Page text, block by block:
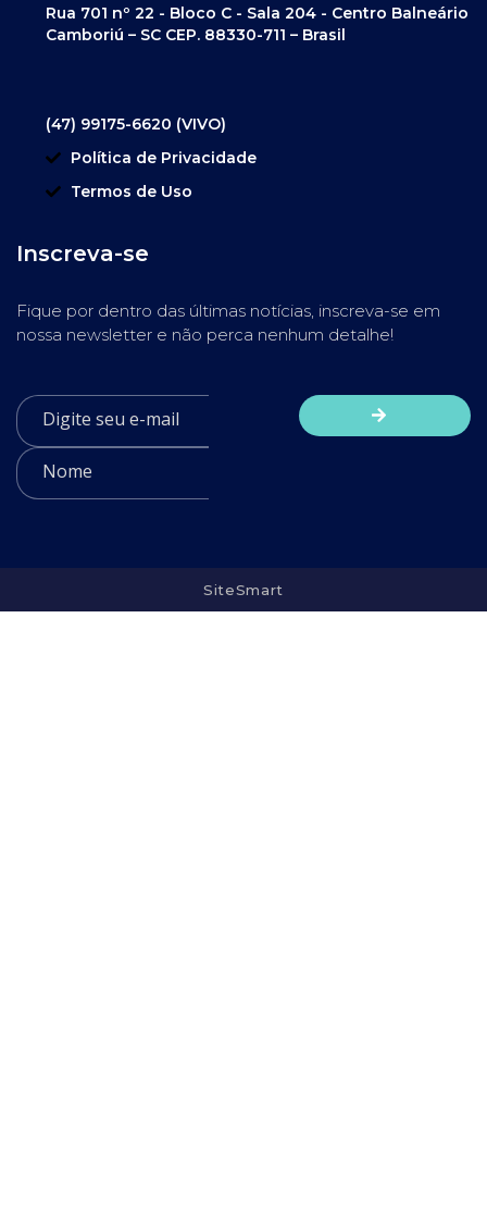
Rua 701 nº 22 - Bloco C - Sala 204 - Centro Balneário
Camboriú – SC CEP. 88330-711 – Brasil
(47) 99175-6620 (VIVO)
Política de Privacidade
Termos de Uso
Inscreva-se
Fique por dentro das últimas notícias, inscreva-se em
nossa newsletter e não perca nenhum detalhe!
SiteSmart